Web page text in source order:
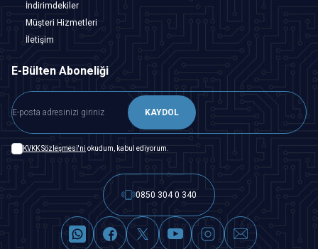
İndirimdekiler
Müşteri Hizmetleri
İletişim
E-Bülten Aboneliği
KAYDOL
KVKK Sözleşmesi'ni okudum, kabul ediyorum.
0850 304 0 340